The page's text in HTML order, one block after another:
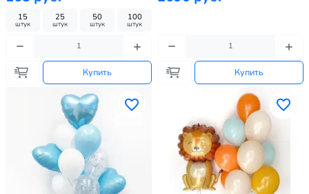
15
штук
25
штук
50
штук
100
штук
Купить Купить